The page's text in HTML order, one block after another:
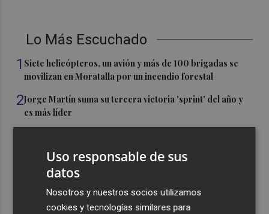
Lo Más Escuchado
1 Siete helicópteros, un avión y más de 100 brigadas se
movilizan en Moratalla por un incendio forestal
2Jorge Martín suma su tercera victoria 'sprint' del año y
es más líder
del legado de Jaume I
Uso responsable de sus
datos
Nosotros y nuestros socios utilizamos
cookies y tecnologías similares para